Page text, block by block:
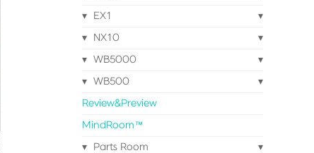
EX1
NX10
WB5000
WB500
Review&Preview
MindRoom™
Parts Room